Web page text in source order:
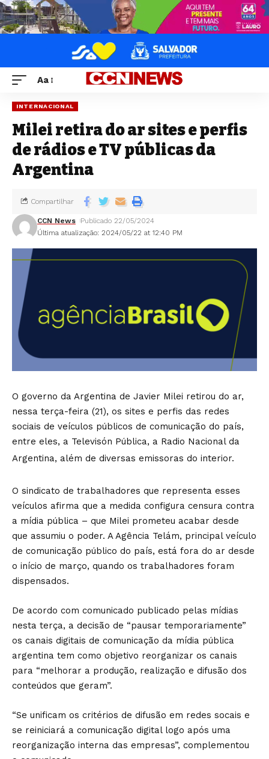
Aa
INTERNACIONAL
Milei retira do ar sites e perfis
de rádios e TV públicas da
Argentina
Última atualização: 2024/05/22 at 12:40 PM
CCN News Publicado 22/05/2024
Compartilhar
O governo da Argentina de Javier Milei retirou do ar,
nessa terça-feira (21), os sites e perfis das redes
sociais de veículos públicos de comunicação do país,
entre eles, a Televisón Pública, a Radio Nacional da
Argentina, além de diversas emissoras do interior.
O sindicato de trabalhadores que representa esses
veículos afirma que a medida configura censura contra
a mídia pública – que Milei prometeu acabar desde
que assumiu o poder. A Agência Telám, principal veículo
de comunicação público do país, está fora do ar desde
o início de março, quando os trabalhadores foram
dispensados.
De acordo com comunicado publicado pelas mídias
nesta terça, a decisão de “pausar temporariamente”
os canais digitais de comunicação da mídia pública
argentina tem como objetivo reorganizar os canais
para “melhorar a produção, realização e difusão dos
conteúdos que geram”.
“Se unificam os critérios de difusão em redes socais e
se reiniciará a comunicação digital logo após uma
reorganização interna das empresas”, complementou